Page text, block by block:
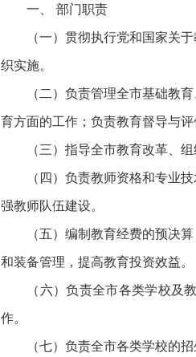
一、 部门职责
（一）贯彻执行党和国家关于
织实施。
（二）负责管理全市基础教育
育方面的工作；负责教育督导与评
（三）指导全市教育改革、组
（四）负责教师资格和专业技
强教师队伍建设。
（五）编制教育经费的预决算
和装备管理，提高教育投资效益。
（六）负责全市各类学校及教
作。
（七）负责全市各类学校的招